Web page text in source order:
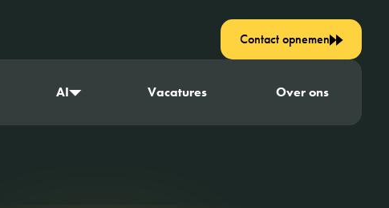
AI Vacatures Over ons
Contact opnemen